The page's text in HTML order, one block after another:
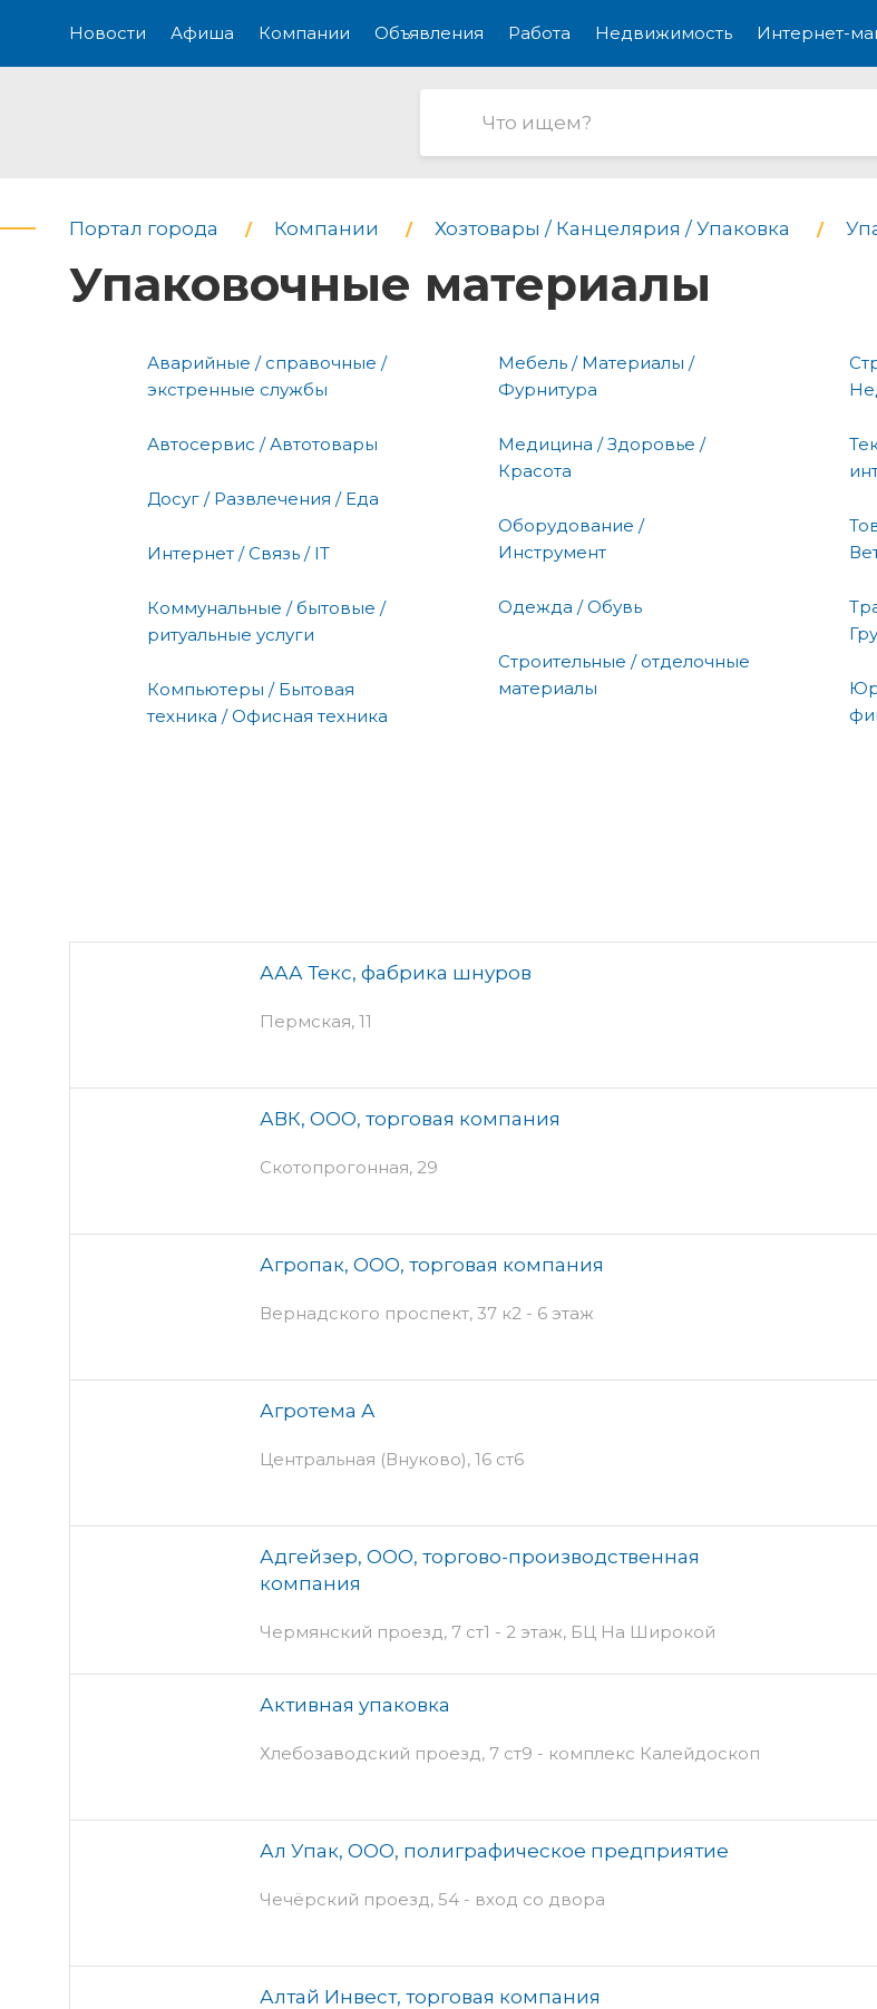
Новости Афиша Компании Объявления Работа Недвижимость Интернет-
Портал города Компании Хозтовары / Канцелярия / Упаковка
Упаковочные материалы
Аварийные / справочные /
экстренные службы
Автосервис / Автотовары
Досуг / Развлечения / Еда
Интернет / Связь / IT
Коммунальные / бытовые /
ритуальные услуги
Компьютеры / Бытовая
техника / Офисная техника
Мебель / Материалы /
Фурнитура
Медицина / Здоровье /
Красота
Оборудование /
Инструмент
Одежда / Обувь
Строительные / отделочные
материалы
ААА Текс, фабрика шнуров
Пермская, 11
АВК, ООО, торговая компания
Скотопрогонная, 29
Агропак, ООО, торговая компания
Вернадского проспект, 37 к2 - 6 этаж
Агротема А
Центральная (Внуково), 16 ст6
Адгейзер, ООО, торгово-производственная
компания
Чермянский проезд, 7 ст1 - 2 этаж, БЦ На Широкой
Активная упаковка
Хлебозаводский проезд, 7 ст9 - комплекс Калейдоскоп
Ал Упак, ООО, полиграфическое предприятие
Чечёрский проезд, 54 - вход со двора
Алтай Инвест, торговая компания